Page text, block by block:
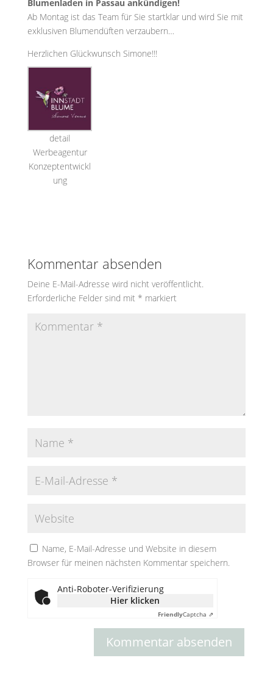
Blumenladen in Passau ankündigen!
Ab Montag ist das Team für Sie startklar und wird Sie mit
exklusiven Blumendüften verzaubern…
Herzlichen Glückwunsch Simone!!!
detail
Werbeagentur
Konzeptentwickl
ung
Kommentar absenden
Deine E-Mail-Adresse wird nicht veröffentlicht.
Erforderliche Felder sind mit * markiert
Name, E-Mail-Adresse und Website in diesem
Browser für meinen nächsten Kommentar speichern.
Anti-Roboter-Verifizierung
Hier klicken
FriendlyCaptcha ⇗